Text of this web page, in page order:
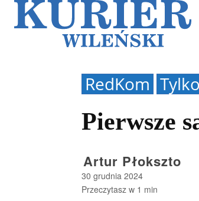
RedKom
Pierwsze
Artur Płokszto
30 grudnia 2024
Przeczytasz w 1 min